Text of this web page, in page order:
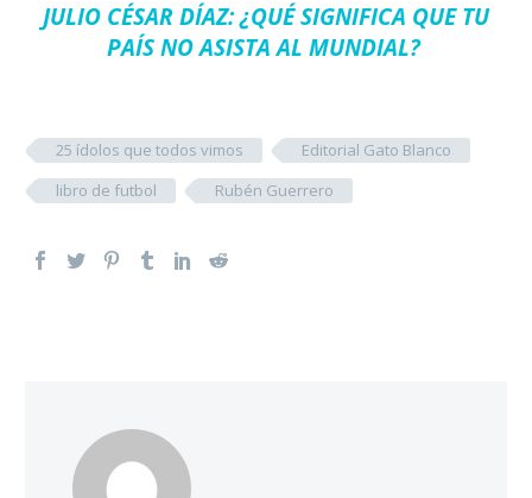
JULIO CÉSAR DÍAZ: ¿QUÉ SIGNIFICA QUE TU
PAÍS NO ASISTA AL MUNDIAL?
25 ídolos que todos vimos
Editorial Gato Blanco
libro de futbol
Rubén Guerrero